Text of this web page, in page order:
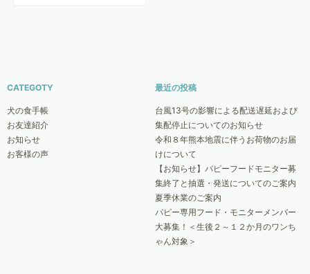
CATEGOTY
犬の食手帳
お友達紹介
お知らせ
お客様の声
最近の投稿
台風13号の影響による配送遅延および
集配停止についてのお知らせ
令和８年熊本地震に伴うお荷物のお届
けについて
【お知らせ】パピーフードモニター募
集終了と抽選・発送についてのご案内
夏季休業のご案内
パピー専用フード・モニターメンバー
大募集！＜生後２～１２か月のワンち
ゃん対象＞